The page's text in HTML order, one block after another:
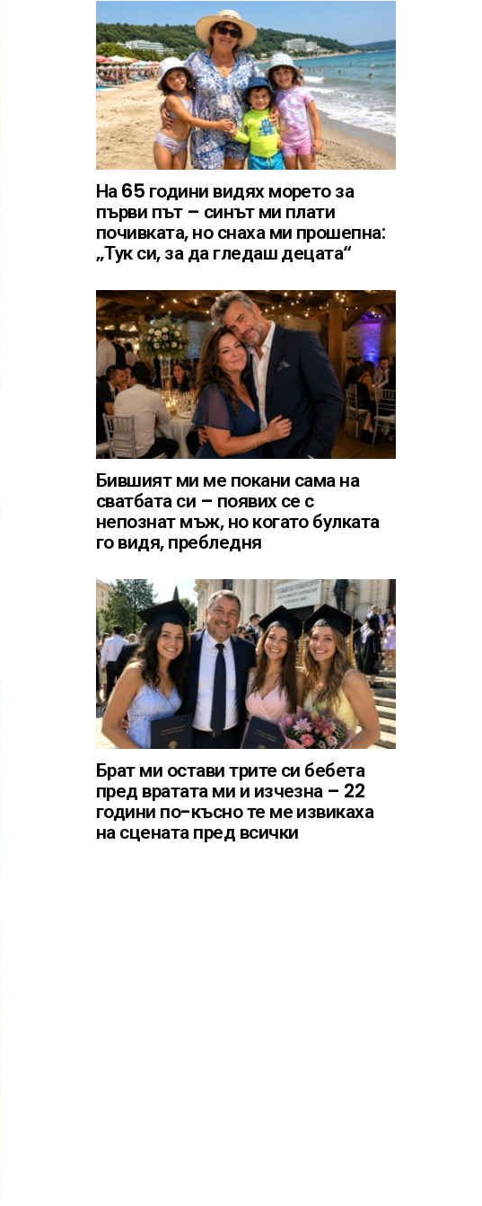
На 65 години видях морето за
първи път – синът ми плати
почивката, но снаха ми прошепна:
„Тук си, за да гледаш децата“
Бившият ми ме покани сама на
сватбата си – появих се с
непознат мъж, но когато булката
го видя, пребледня
Брат ми остави трите си бебета
пред вратата ми и изчезна – 22
години по-късно те ме извикаха
на сцената пред всички